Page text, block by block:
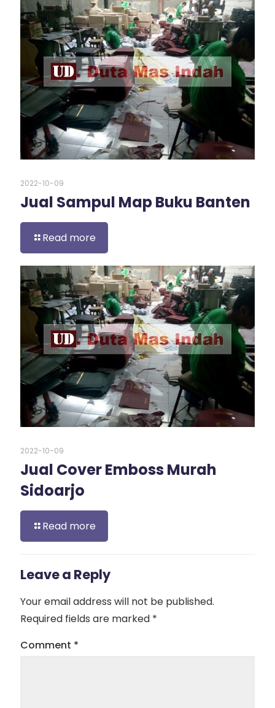
2022-10-09
Jual Sampul Map Buku Banten
Read more
2022-10-09
Jual Cover Emboss Murah
Sidoarjo
Read more
Leave a Reply
Your email address will not be published.
Required fields are marked *
Comment *